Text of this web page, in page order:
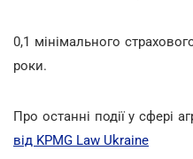
0,1 мінімального
роки.
Про останні події у сфері
від KPMG Law Ukraine